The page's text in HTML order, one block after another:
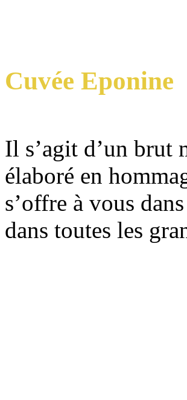
Cuvée Eponine
Il s’agit d’un brut
élaboré en
s’offre à vous
dans toutes les